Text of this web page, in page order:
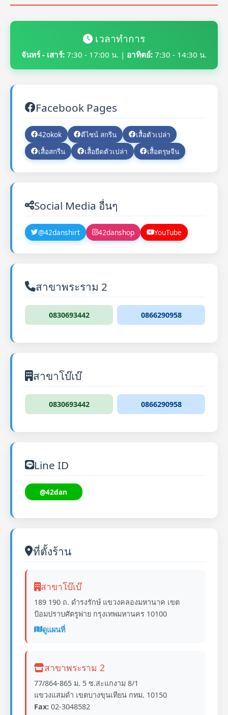
เวลาทำการ
จันทร์ - เสาร์: 7:30 - 17:00 น. | อาทิตย์: 7:30 - 14:30 น.
Facebook Pages
42okok ดีไซน์ สกรีน
เสื้อตัวเปล่า
เสื้อสกรีน
เสื้อยืดตัวเปล่า เสื้อตรุษจีน
Social Media อื่นๆ
@42danshirt 42danshop YouTube
สาขาพระราม 2
0830693442 0866290958
สาขาโบ๊เบ๊
0830693442 0866290958
Line ID
@42dan
ที่ตั้งร้าน
สาขาโบ๊เบ๊
189 190 ถ. ดำรงรักษ์ แขวงคลองมหานาค เขต
ป้อมปราบศัตรูพ่าย กรุงเทพมหานคร 10100
ดูแผนที่
สาขาพระราม 2
77/864-865 ม. 5 ซ.สะแกงาม 8/1
แขวงแสมดำ เขตบางขุนเทียน กทม. 10150
Fax: 02-3048582